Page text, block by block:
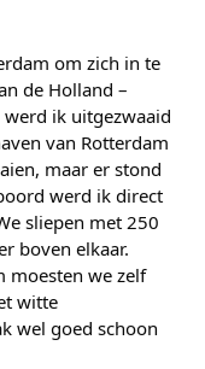
om zich in te
de Holland –
ik uitgezwaaid
van Rotterdam
maar er stond
werd ik direct
sliepen met 250
boven elkaar.
moesten we zelf
witte
wel goed schoon